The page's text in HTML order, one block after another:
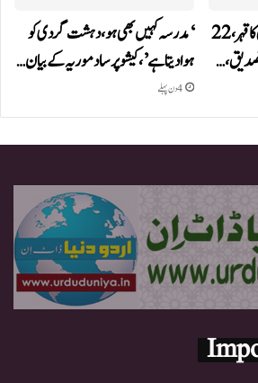
گجرات میں چاندی پورہ وائرس کا قہر، 22
‘مدرسہ کہیں بھی ہو، دہشت گردی کو
ہوا دیتا ہے’، کیشو پرساد موریہ کے بیان…
4 دن پہلے